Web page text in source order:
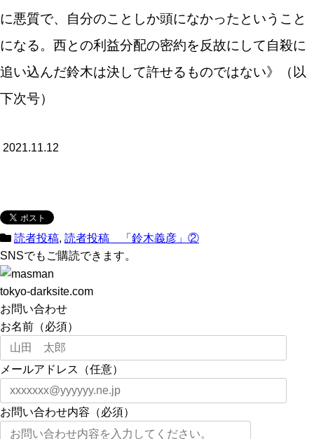
に悪質で、自分のことしか頭になかったということ
になる。西との利益分配の密約を反故にして自殺に
追い込んだ鈴木は決して許せるものではない》（以
下次号）
2021.11.12
読者投稿, 読者投稿 「鈴木義彦」②
SNSでもご購読できます。
tokyo-darksite.com
お問い合わせ
お名前（必須）
メールアドレス（任意）
お問い合わせ内容（必須）